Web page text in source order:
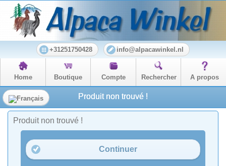
+31251750428 info@alpacawinkel.nl
Home Boutique Compte Rechercher A propos
Produit non trouvé !
Produit non trouvé !
Continuer